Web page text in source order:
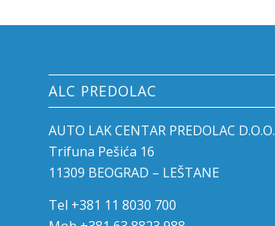
ALC PREDOLAC
AUTO LAK CENTAR PREDOLAC D.O.O.
Trifuna Pešića 16
11309 BEOGRAD – LEŠTANE
Tel +381 11 8030 700